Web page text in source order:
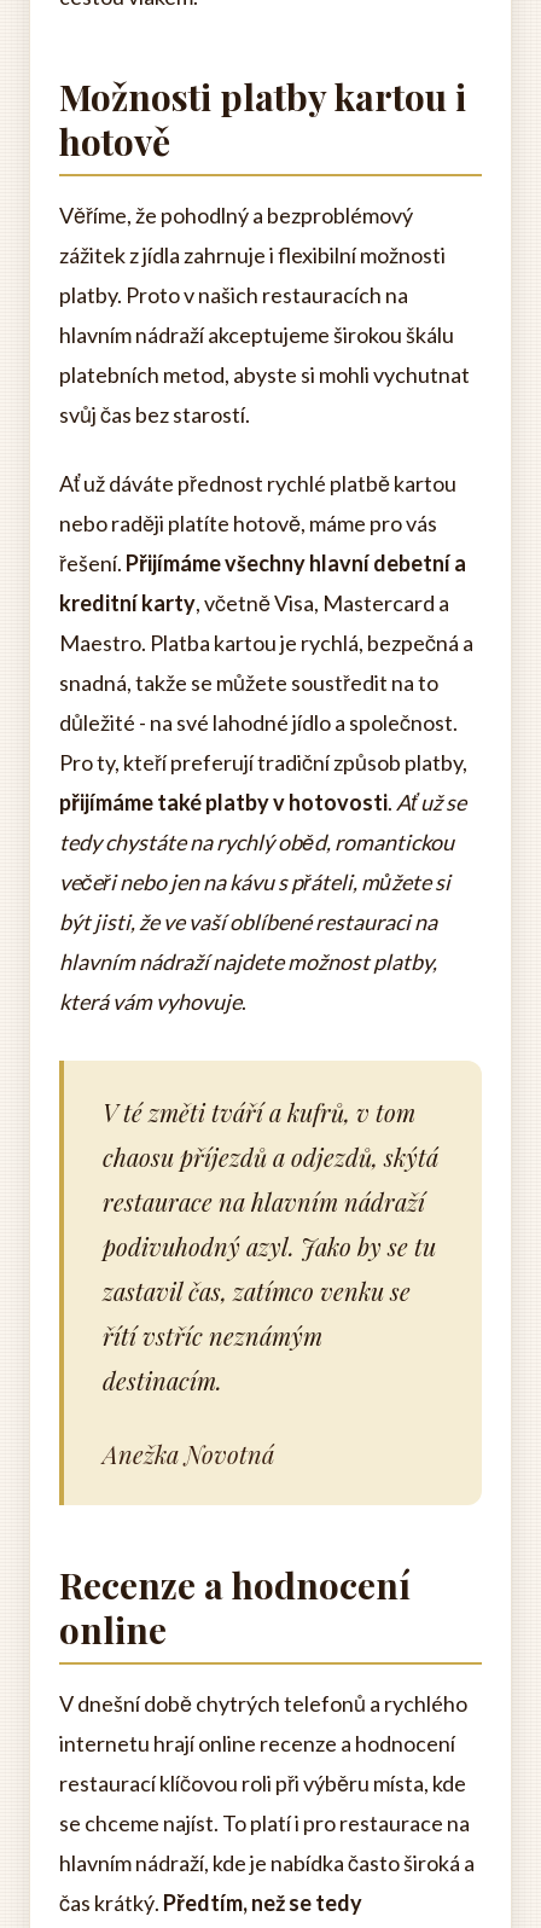
Možnosti platby kartou i
hotově
Věříme, že pohodlný a bezproblémový
zážitek z jídla zahrnuje i flexibilní možnosti
platby. Proto v našich restauracích na
hlavním nádraží akceptujeme širokou škálu
platebních metod, abyste si mohli vychutnat
svůj čas bez starostí.
Ať už dáváte přednost rychlé platbě kartou
nebo raději platíte hotově, máme pro vás
řešení. Přijímáme všechny hlavní debetní a
kreditní karty, včetně Visa, Mastercard a
Maestro. Platba kartou je rychlá, bezpečná a
snadná, takže se můžete soustředit na to
důležité - na své lahodné jídlo a společnost.
Pro ty, kteří preferují tradiční způsob platby,
přijímáme také platby v hotovosti. Ať už se
tedy chystáte na rychlý oběd, romantickou
večeři nebo jen na kávu s přáteli, můžete si
být jisti, že ve vaší oblíbené restauraci na
hlavním nádraží najdete možnost platby,
která vám vyhovuje.
V té změti tváří a kufrů, v tom
chaosu příjezdů a odjezdů, skýtá
restaurace na hlavním nádraží
podivuhodný azyl. Jako by se tu
zastavil čas, zatímco venku se
řítí vstříc neznámým
destinacím.
Anežka Novotná
Recenze a hodnocení
online
V dnešní době chytrých telefonů a rychlého
internetu hrají online recenze a hodnocení
restaurací klíčovou roli při výběru místa, kde
se chceme najíst. To platí i pro restaurace na
hlavním nádraží, kde je nabídka často široká a
čas krátký. Předtím, než se tedy